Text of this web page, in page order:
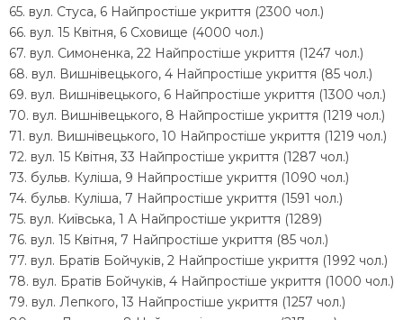
65. вул. Стуса, 6 Найпростіше укриття (2300 чол.)
66. вул. 15 Квітня, 6 Сховище (4000 чол.)
67. вул. Симоненка, 22 Найпростіше укриття (1247 чол.)
68. вул. Вишнівецького, 4 Найпростіше укриття (85 чол.)
69. вул. Вишнівецького, 6 Найпростіше укриття (1300 чол.)
70. вул. Вишнівецького, 8 Найпростіше укриття (1219 чол.)
71. вул. Вишнівецького, 10 Найпростіше укриття (1219 чол.)
72. вул. 15 Квітня, 33 Найпростіше укриття (1287 чол.)
73. бульв. Куліша, 9 Найпростіше укриття (1090 чол.)
74. бульв. Куліша, 7 Найпростіше укриття (1591 чол.)
75. вул. Київська, 1 А Найпростіше укриття (1289)
76. вул. 15 Квітня, 7 Найпростіше укриття (85 чол.)
77. вул. Братів Бойчуків, 2 Найпростіше укриття (1992 чол.)
78. вул. Братів Бойчуків, 4 Найпростіше укриття (1000 чол.)
79. вул. Лепкого, 13 Найпростіше укриття (1257 чол.)